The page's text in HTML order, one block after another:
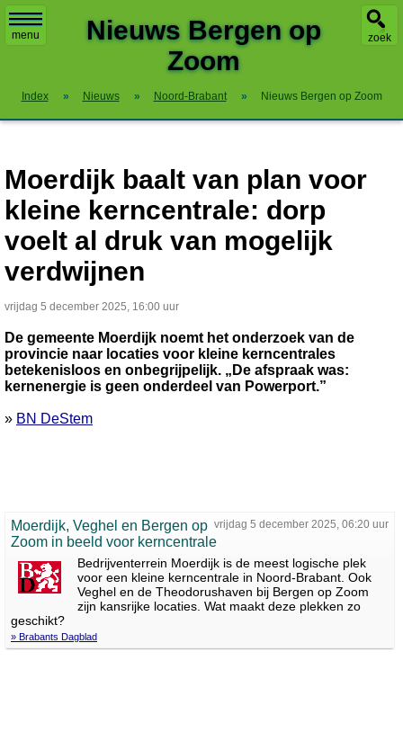
menu zoek
Nieuws Bergen op
Zoom
Index » Nieuws » Noord-Brabant » Nieuws Bergen op Zoom
Moerdijk baalt van plan voor
kleine kerncentrale: dorp
voelt al druk van mogelijk
verdwijnen
vrijdag 5 december 2025, 16:00 uur
De gemeente Moerdijk noemt het onderzoek van de
provincie naar locaties voor kleine kerncentrales
betekenisloos en onbegrijpelijk. „De afspraak was:
kernenergie is geen onderdeel van Powerport.”
» BN DeStem
vrijdag 5 december 2025, 06:20 uur
Moerdijk, Veghel en Bergen op
Zoom in beeld voor kerncentrale
Bedrijventerrein Moerdijk is de meest logische plek
voor een kleine kerncentrale in Noord-Brabant. Ook
Veghel en de Theodorushaven bij Bergen op Zoom
zijn kansrijke locaties. Wat maakt deze plekken zo
geschikt?
» Brabants Dagblad